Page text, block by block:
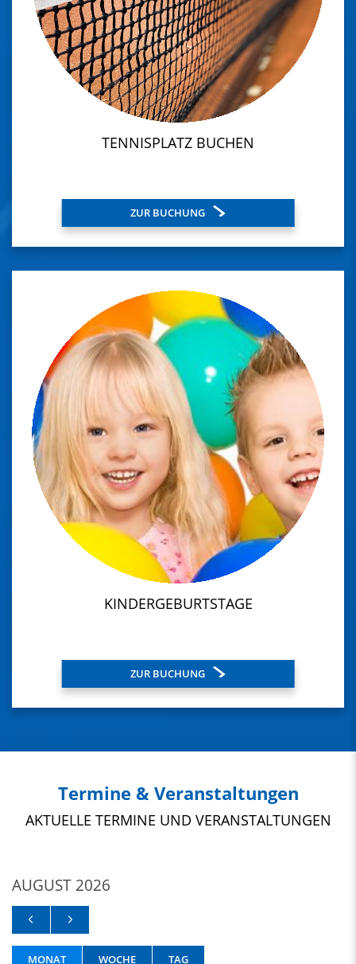
TENNISPLATZ BUCHEN
ZUR BUCHUNG
KINDERGEBURTSTAGE
ZUR BUCHUNG
Termine & Veranstaltungen
AKTUELLE TERMINE UND VERANSTALTUNGEN
AUGUST 2026
MONAT WOCHE TAG